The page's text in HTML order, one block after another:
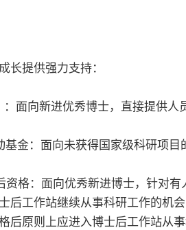
长提供强力支持：
：面向新进优秀博士，直接提供人
基金：面向未获得国家级科研项目
资格：面向优秀新进博士，针对
后工作站继续从事科研工作的机
后原则上应进入博士后工作站从